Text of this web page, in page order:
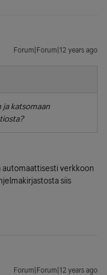
Forum|Forum|12 years ago
katsomaan
automaattisesti verkkoon
siis
Forum|Forum|12 years ago